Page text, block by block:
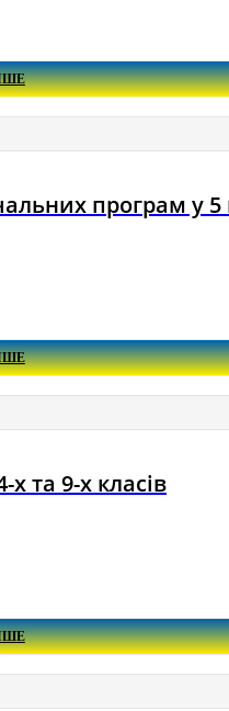
програм у 5
та 9-х класів